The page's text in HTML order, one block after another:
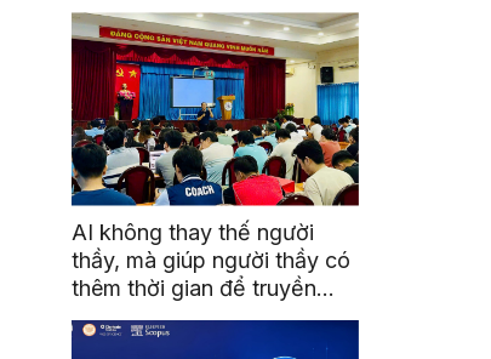
học Quốc gia Malaysia
AI không thay thế người
thầy, mà giúp người thầy có
thêm thời gian để truyền
cảm hứng